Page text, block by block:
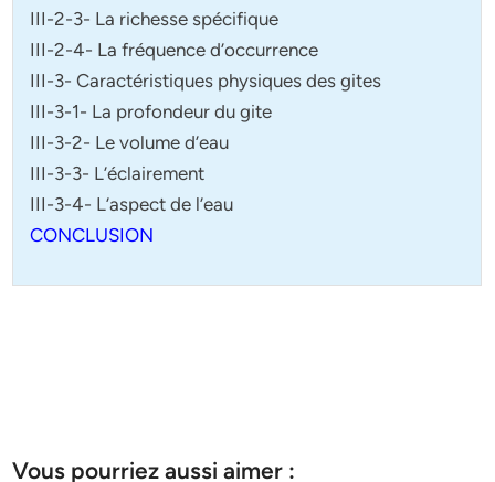
III-2-3- La richesse spécifique
III-2-4- La fréquence d’occurrence
III-3- Caractéristiques physiques des gites
III-3-1- La profondeur du gite
III-3-2- Le volume d’eau
III-3-3- L’éclairement
III-3-4- L’aspect de l’eau
CONCLUSION
Vous pourriez aussi aimer :